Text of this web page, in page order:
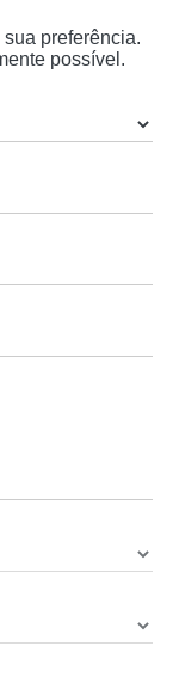
preferência.
possível.